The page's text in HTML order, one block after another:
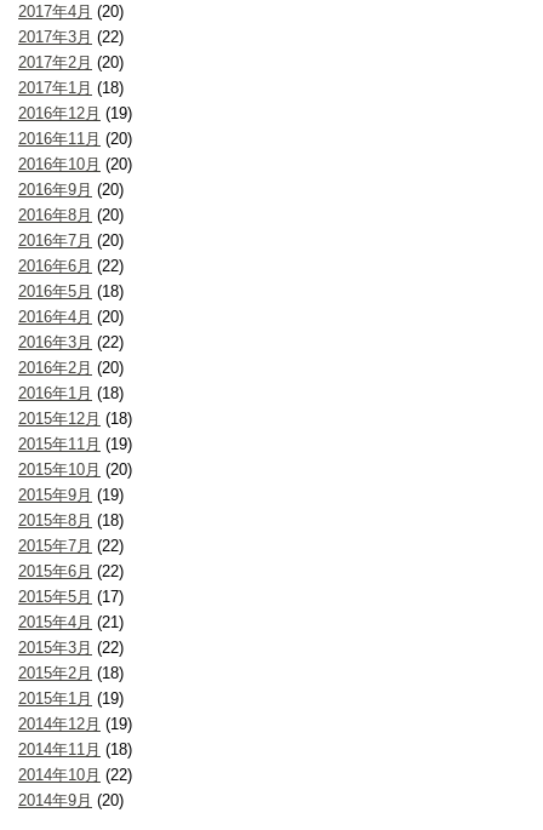
2017年4月 (20)
2017年3月 (22)
2017年2月 (20)
2017年1月 (18)
2016年12月 (19)
2016年11月 (20)
2016年10月 (20)
2016年9月 (20)
2016年8月 (20)
2016年7月 (20)
2016年6月 (22)
2016年5月 (18)
2016年4月 (20)
2016年3月 (22)
2016年2月 (20)
2016年1月 (18)
2015年12月 (18)
2015年11月 (19)
2015年10月 (20)
2015年9月 (19)
2015年8月 (18)
2015年7月 (22)
2015年6月 (22)
2015年5月 (17)
2015年4月 (21)
2015年3月 (22)
2015年2月 (18)
2015年1月 (19)
2014年12月 (19)
2014年11月 (18)
2014年10月 (22)
2014年9月 (20)